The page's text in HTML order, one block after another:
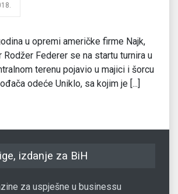
u opremi američke firme Najk,
Federer se na startu turnira u
terenu pojavio u majici i šorcu
odeće Uniklo, sa kojim je [...]
izdanje za BiH
za uspješne u businessu